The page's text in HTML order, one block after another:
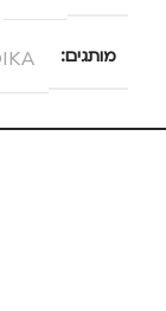
מותגים
מתאים ל